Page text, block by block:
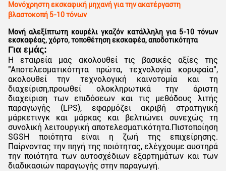
Μονόχρηστη εκσκαφική μηχανή για την ακατέργαστη
βλαστοκοπή 5-10 τόνων
Μονή αλεξίπτωτη κουρέλι γκαζόν κατάλληλη για 5-10 τόνων
εκσκαφέας, χόρτο, τοποθέτηση εκσκαφέα, αποδοτικότητα
Για εμάς:
Η εταιρεία μας ακολουθεί τις βασικές αξίες της
"Αποτελεσματικότητα πρώτα, τεχνολογία κορυφαία",
ακολουθεί την τεχνολογική καινοτομία και τη
διαχείριση,προωθεί ολοκληρωτικά την άριστη
διαχείριση των επιδόσεων και τις μεθόδους λιτής
παραγωγής (LPS), εφαρμόζει ακριβή στρατηγική
μάρκετινγκ και μάρκας και βελτιώνει συνεχώς τη
συνολική λειτουργική αποτελεσματικότητα.Πιστοποίηση
SGSΗ ποιότητα είναι η ζωή της επιχείρησης.
Παίρνοντας την πηγή της ποιότητας, ελέγχουμε αυστηρά
την ποιότητα των αυτοσχέδιων εξαρτημάτων και των
διαδικασιών παραγωγής στην παραγωγή.